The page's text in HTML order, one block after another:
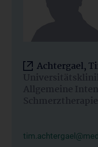
Achtergael,
Allgemeine
Schmerztherapie